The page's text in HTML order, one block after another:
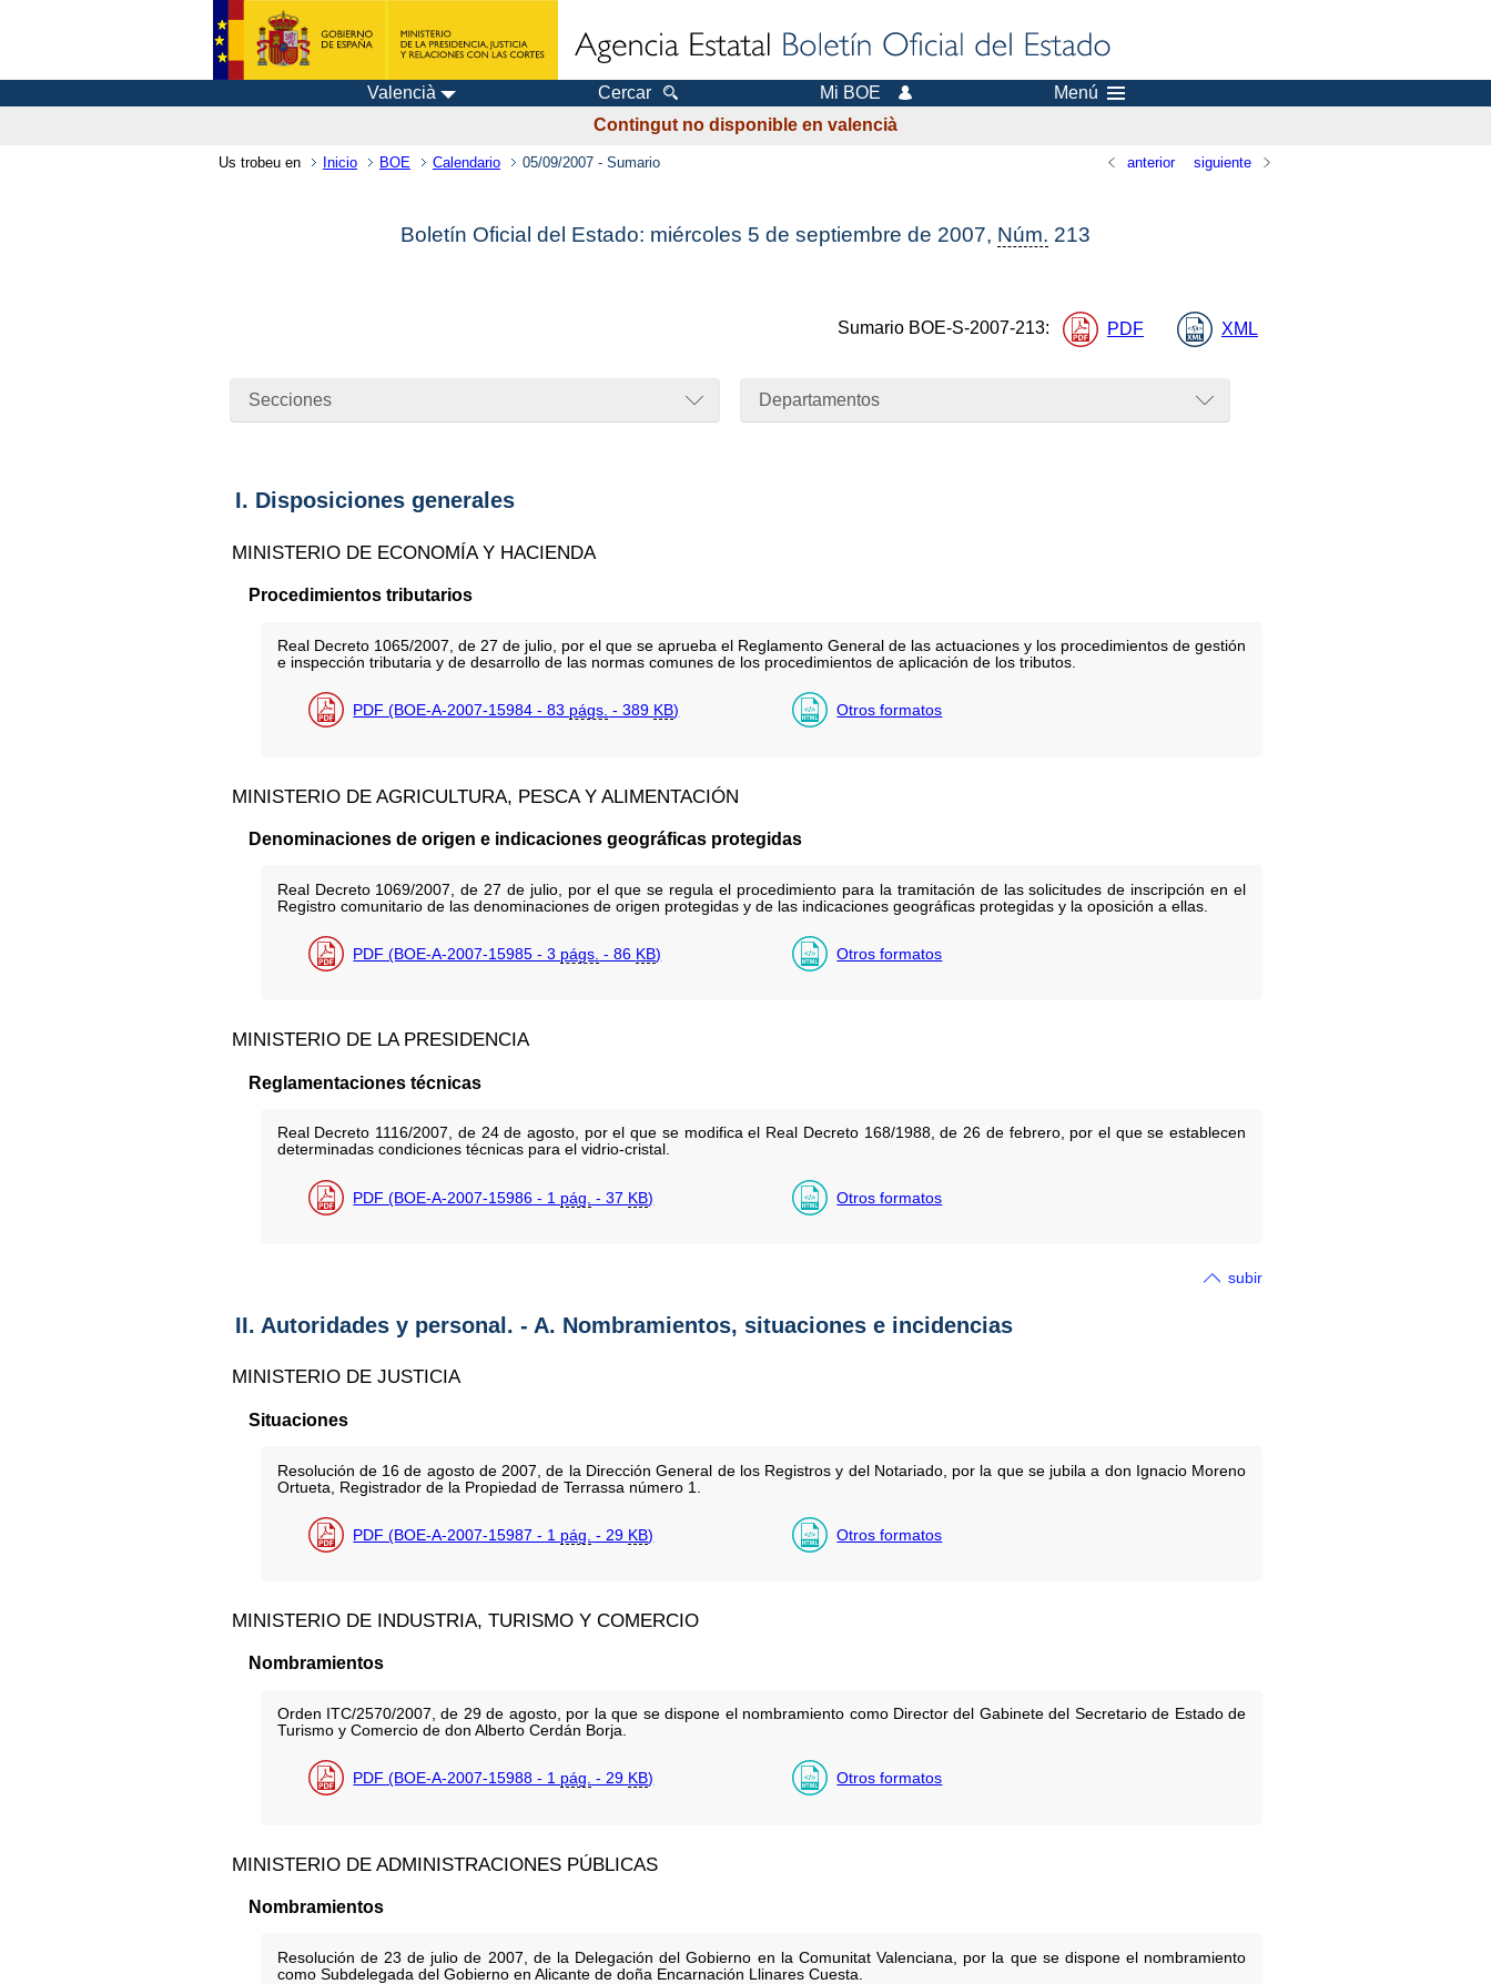
Valencià Cercar Mi BOE
Menú
Contingut no disponible en valencià
Us trobeu en Inicio BOE Calendario 05/09/2007 - Sumario anterior siguiente
Boletín Oficial del Estado: miércoles 5 de septiembre de 2007, Núm. 213
Sumario BOE-S-2007-213: PDF XML
Secciones Departamentos
I. Disposiciones generales
MINISTERIO DE ECONOMÍA Y HACIENDA
Procedimientos tributarios
Real Decreto 1065/2007, de 27 de julio, por el que se aprueba el Reglamento General de las actuaciones y los procedimientos de gestión
e inspección tributaria y de desarrollo de las normas comunes de los procedimientos de aplicación de los tributos.
PDF (BOE-A-2007-15984 - 83 págs. - 389 KB) Otros formatos
MINISTERIO DE AGRICULTURA, PESCA Y ALIMENTACIÓN
Denominaciones de origen e indicaciones geográficas protegidas
Real Decreto 1069/2007, de 27 de julio, por el que se regula el procedimiento para la tramitación de las solicitudes de inscripción en el
Registro comunitario de las denominaciones de origen protegidas y de las indicaciones geográficas protegidas y la oposición a ellas.
PDF (BOE-A-2007-15985 - 3 págs. - 86 KB) Otros formatos
MINISTERIO DE LA PRESIDENCIA
Reglamentaciones técnicas
Real Decreto 1116/2007, de 24 de agosto, por el que se modifica el Real Decreto 168/1988, de 26 de febrero, por el que se establecen
determinadas condiciones técnicas para el vidrio-cristal.
PDF (BOE-A-2007-15986 - 1 pág. - 37 KB) Otros formatos
subir
II. Autoridades y personal. - A. Nombramientos, situaciones e incidencias
MINISTERIO DE JUSTICIA
Situaciones
Resolución de 16 de agosto de 2007, de la Dirección General de los Registros y del Notariado, por la que se jubila a don Ignacio Moreno
Ortueta, Registrador de la Propiedad de Terrassa número 1.
PDF (BOE-A-2007-15987 - 1 pág. - 29 KB) Otros formatos
MINISTERIO DE INDUSTRIA, TURISMO Y COMERCIO
Nombramientos
Orden ITC/2570/2007, de 29 de agosto, por la que se dispone el nombramiento como Director del Gabinete del Secretario de Estado de
Turismo y Comercio de don Alberto Cerdán Borja.
PDF (BOE-A-2007-15988 - 1 pág. - 29 KB) Otros formatos
MINISTERIO DE ADMINISTRACIONES PÚBLICAS
Nombramientos
Resolución de 23 de julio de 2007, de la Delegación del Gobierno en la Comunitat Valenciana, por la que se dispone el nombramiento
como Subdelegada del Gobierno en Alicante de doña Encarnación Llinares Cuesta.